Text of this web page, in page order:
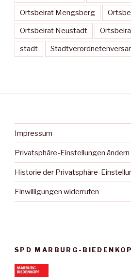
Ortsbeirat Mengsberg
Ortsbeirat Neustadt
stadt
Impressum
Privatsphäre-Einstellungen ändern
Historie der Privatsphäre-
Einwilligungen widerrufen
SPD MARBURG-